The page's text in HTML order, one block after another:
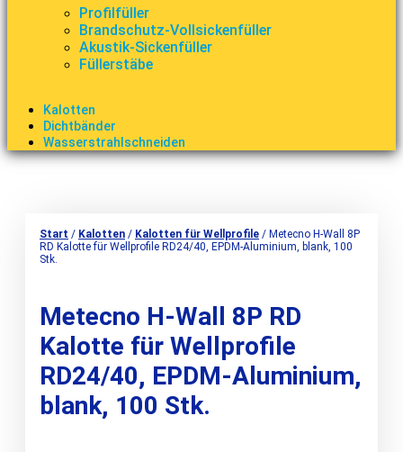
Profilfüller
Brandschutz-Vollsickenfüller
Akustik-Sickenfüller
Füllerstäbe
Kalotten
Dichtbänder
Wasserstrahlschneiden
Start / Kalotten / Kalotten für Wellprofile / Metecno H-Wall 8P
RD Kalotte für Wellprofile RD24/40, EPDM-Aluminium, blank, 100
Stk.
Metecno H-Wall 8P RD
Kalotte für Wellprofile
RD24/40, EPDM-Aluminium,
blank, 100 Stk.